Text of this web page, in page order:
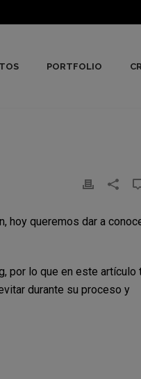
PORTFOLIO
hoy queremos dar a
por lo que en este artículo
durante su proceso y